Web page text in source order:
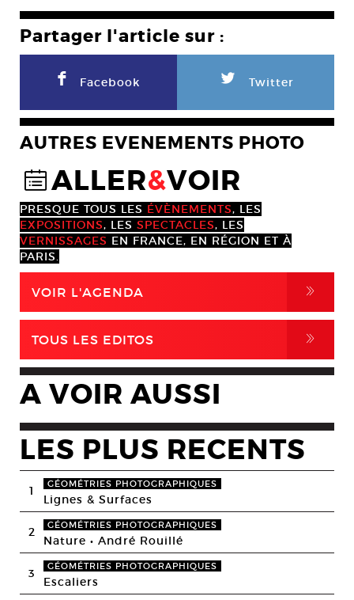
Partager l'article sur :
F Facebook L Twitter
AUTRES EVENEMENTS PHOTO
@ALLER&VOIR
PRESQUE TOUS LES ÉVÈNEMENTS, LES
EXPOSITIONS, LES SPECTACLES, LES
VERNISSAGES EN FRANCE, EN RÉGION ET À
PARIS.
VOIR L'AGENDA ,
TOUS LES EDITOS ,
A VOIR AUSSI
LES PLUS RECENTS
1 GÉOMÉTRIES PHOTOGRAPHIQUES
Lignes & Surfaces
2 GÉOMÉTRIES PHOTOGRAPHIQUES
Nature • André Rouillé
3 GÉOMÉTRIES PHOTOGRAPHIQUES
Escaliers